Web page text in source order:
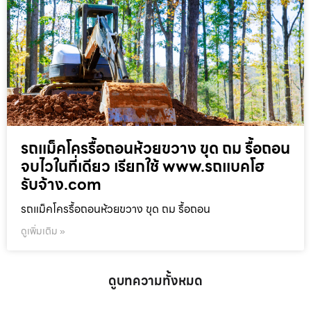
รถแม็คโครรื้อถอนห้วยขวาง ขุด ถม รื้อถอน
จบไวในที่เดียว เรียกใช้ www.รถแบคโฮ
รับจ้าง.com
รถแม็คโครรื้อถอนห้วยขวาง ขุด ถม รื้อถอน
ดูเพิ่มเติม »
ดูบทความทั้งหมด